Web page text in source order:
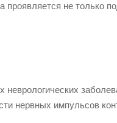
не только
нервных импульсов